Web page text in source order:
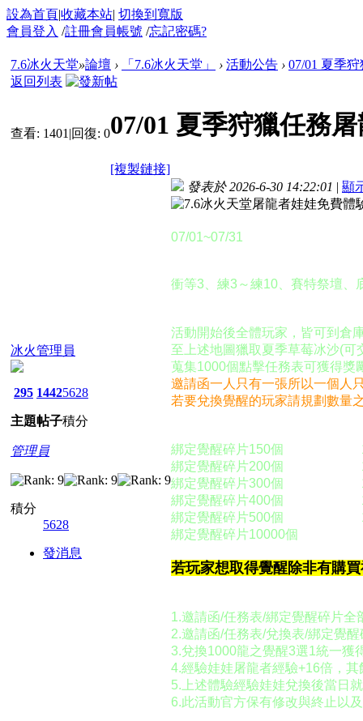
設為首頁|收藏本站| 切換到寬版
會員登入 /註冊會員帳號 /忘記密碼?
7.6冰火天堂»論壇 › 「7.6冰火天堂」 › 活動公告 › 07/01 夏季
返回列表
查看: 1401 |回復: 007/01 夏季狩獵任務
[複製鏈接]
冰火管理員
295
主題
1442
帖子
5628
積分
管理員
積分
5628
發消息
發表於 2026-6-30 14:22:01 | 顯
07/01~07/31
衝等3、練3～練10、賽特祭壇、
活動開始後全體玩家，皆可到倉
至上述地圖獵取夏季草莓冰沙(可
蒐集1000個點擊任務表可獲得獎
邀請函一人只有一張所以一個人
若要兌換覺醒的玩家請規劃數量
綁定覺醒碎片150個 10階
綁定覺醒碎片200個 10階
綁定覺醒碎片300個 10階
綁定覺醒碎片400個 10階
綁定覺醒碎片500個 10階
綁定覺醒碎片10000個
若玩家想取得覺醒除非有購
1.邀請函/任務表/綁定覺醒碎片全
2.邀請函/任務表/兌換表/綁定覺
3.兌換1000龍之覺醒3選1統一獲
4.經驗娃娃屠龍者經驗+16倍，
5.上述體驗經驗娃娃兌換後當日
6.此活動官方保有修改與終止以